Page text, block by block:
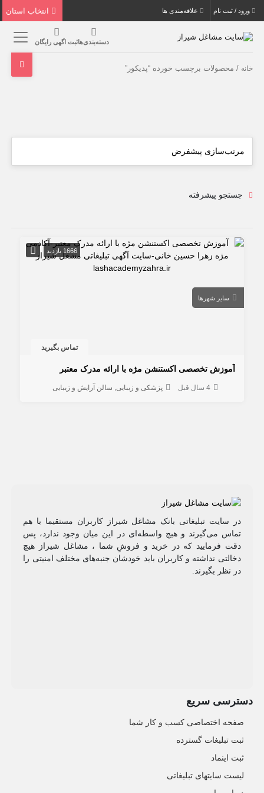
ورود / ثبت نام علاقه‌مندی ها
دسته‌بندی‌هاثبت اگهی رایگان
خانه / محصولات برچسب خورده “پدیکور”
جستجو پیشرفته
1666 بازدید
سایر شهرها
تماس بگیرید
آموزش تخصصی اکستنشن مژه با ارائه مدرک معتبر
4 سال قبل پزشکی و زیبایی سالن آرایش و زیبایی
در سایت تبلیغاتی بانک مشاغل شیراز کاربران مستقیما با هم
تماس می‌گیرند و هیچ واسطه‌ای در این میان وجود ندارد، پس
دقت فرمایید که در خرید و فروشِ شما ، مشاغل شیراز هیچ
دخالتی نداشته و کاربران باید خودشان جنبه‌های مختلف امنیتی را
در نظر بگیرند.
دسترسی سریع
صفحه اختصاصی کسب و کار شما
ثبت تبلیغات گسترده
ثبت اینماد
لیست سایتهای تبلیغاتی